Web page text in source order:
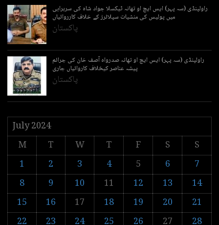
راولپنڈی (سہ پہر) ایس ایچ او تھانہ ٹیکسلا جواد شاہ کی سربراہی
میں پولیس کی منشیات سپلائرز کے خلاف کارروائیاں
پاکستان
راولپنڈی (سہ پہر) ایس ایچ او تھانہ صدرواہ آصف خان کی جرائم
پیشہ عناصر کیخلاف کاروائیاں جاری
پاکستان
July 2024
M
T W T F S
S
1
2 3 4 5 6
7
8
9 10 11 12 13
14
15
16 17 18 19 20
21
22
23 24 25 26 27 28